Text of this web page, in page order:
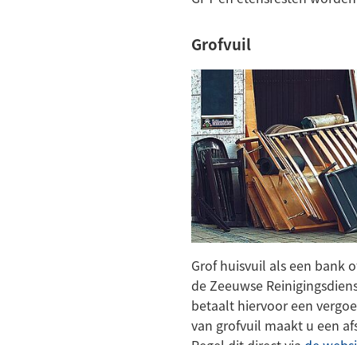
Grofvuil
Grof huisvuil als een bank
de Zeeuwse
betaalt hiervoor een
van grofvuil maakt u een